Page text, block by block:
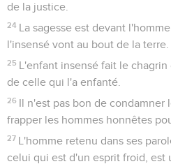
de la justice.
24 La sagesse est devant
l'insensé vont au bout de la terre.
25 L'enfant insensé fait le
de celle qui l'a enfanté.
26 Il n'est pas bon de condamner
frapper les hommes honnêtes
27 L'homme retenu dans ses
celui qui est d'un esprit froid, est